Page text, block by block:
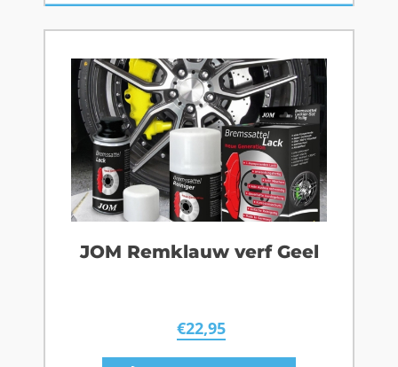
JOM Remklauw verf Geel
€22,95